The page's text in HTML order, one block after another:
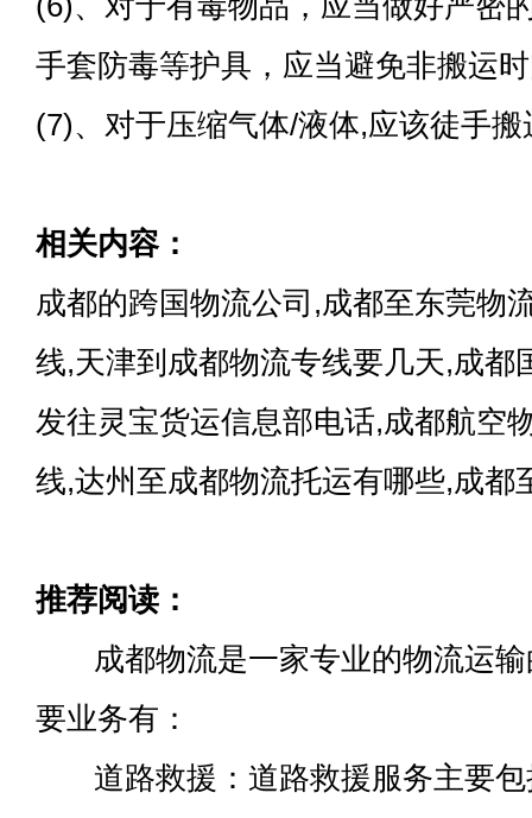
手套防毒等护具，应当避免非搬运
(7)、对于压缩气体/液体,应该徒手
相关内容：
成都的跨国物流公司,成都至东莞物
线,天津到成都物流专线要几天,成都
发往灵宝货运信息部电话,成都航空
线,达州至成都物流托运有哪些,成都
推荐阅读：
成都物流是一家专业的物流运输
要业务有：
道路救援：道路救援服务主要包